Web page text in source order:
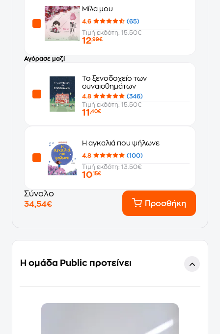
Μίλα μου
4.6
(65)
Τιμή εκδότη: 15.50€
12,99€
Αγόρασε μαζί
Το ξενοδοχείο των
συναισθημάτων
4.8
(346)
Τιμή εκδότη: 15.50€
11 ,40€
Η αγκαλιά που ψήλωνε
4.8
(100)
Τιμή εκδότη: 13.50€
10,15€
Σύνολο
34,54€
Προσθήκη
Η ομάδα Public προτείνει